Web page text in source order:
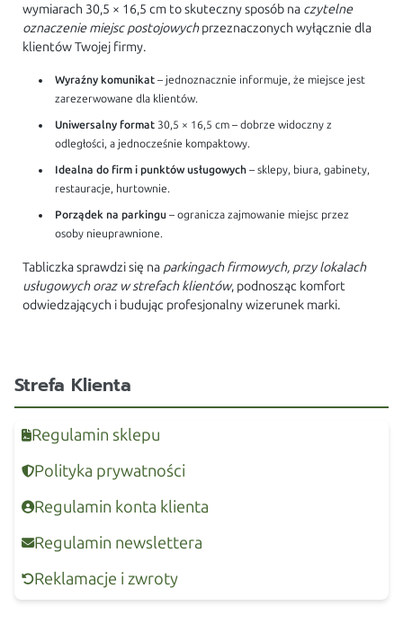
wymiarach 30,5 × 16,5 cm to skuteczny sposób na czytelne
oznaczenie miejsc postojowychprzeznaczonych wyłącznie dla
klientów Twojej firmy.
Wyraźny komunikat – jednoznacznie informuje, że miejsce jest
zarezerwowane dla klientów.
Uniwersalny format 30,5 × 16,5 cm – dobrze widoczny z
odległości, a jednocześnie kompaktowy.
Idealna do firm i punktów usługowych – sklepy, biura, gabinety,
restauracje, hurtownie.
Porządek na parkingu – ogranicza zajmowanie miejsc przez
osoby nieuprawnione.
Tabliczka sprawdzi się na parkingach firmowych, przy lokalach
usługowych oraz w strefach klientów, podnosząc komfort
odwiedzających i budując profesjonalny wizerunek marki.
Strefa Klienta
Regulamin sklepu
Polityka prywatności
Regulamin konta klienta
Regulamin newslettera
Reklamacje i zwroty